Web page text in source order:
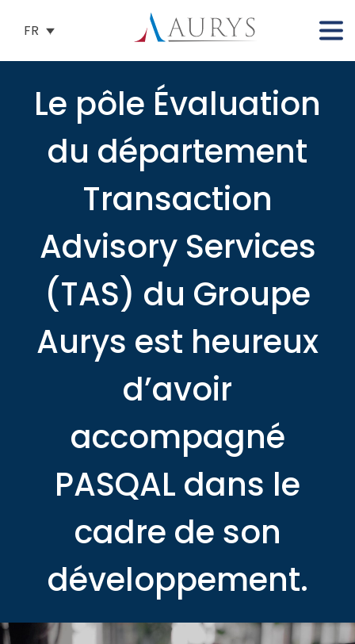
FR
Le pôle Évaluation
du département
Transaction
Advisory Services
(TAS) du Groupe
Aurys est heureux
d’avoir
accompagné
PASQAL dans le
cadre de son
développement.